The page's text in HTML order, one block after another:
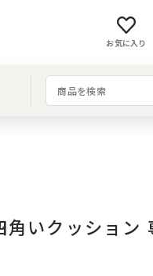
お気に入り
いクッション